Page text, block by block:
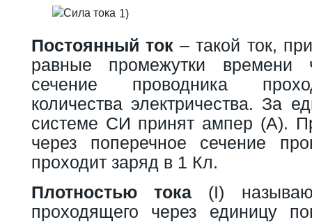
1)
Постоянный ток – такой ток,
равные промежутки времени
сечение проводника
количества электричества. За
системе СИ принят ампер (А).
через поперечное сечение
проходит заряд в 1 Кл.
Плотностью тока (I)
проходящего через единицу